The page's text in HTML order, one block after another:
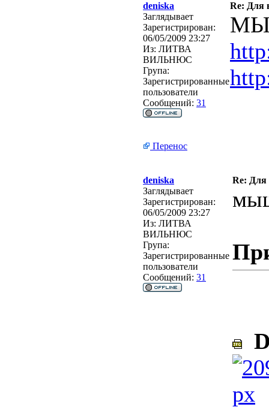
deniska
Re: Для
Заглядывает
Зарегистрирован:
06/05/2009 23:27
Из: ЛИТВА
ВИЛЬНЮС
Група:
Зарегистрированные
пользователи
Сообщений: 31
Перенос
deniska
Re: Для
Заглядывает
Зарегистрирован:
06/05/2009 23:27
Из: ЛИТВА
ВИЛЬНЮС
Група:
Зарегистрированные
пользователи
Сообщений: 31